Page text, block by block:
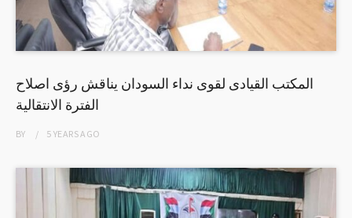
المكتب القيادى لقوى نداء السودان يناقش رؤى اصلاح
الفترة الانتقالية
BY 5 YEARSAGO